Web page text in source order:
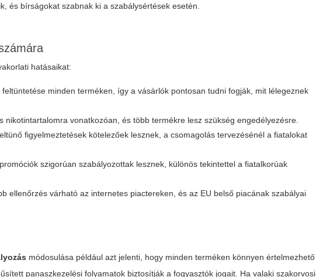
és bírságokat szabnak ki a szabálysértések esetén.
hatásaikat:
minden terméken, így a vásárlók pontosan tudni fogják, mit lélegeznek
vonatkozóan, és több termékre lesz szükség engedélyezésre.
figyelmeztetések kötelezőek lesznek, a csomagolás tervezésénél a fiatalokat
szigorúan szabályozottak lesznek, különös tekintettel a fiatalkorúak
ellenőrzés várható az internetes piactereken, és az EU belső piacának szabályai
módosulása például azt jelenti, hogy minden terméken könnyen értelmezhető
panaszkezelési folyamatok biztosítják a fogyasztók jogait. Ha valaki szakorvosi